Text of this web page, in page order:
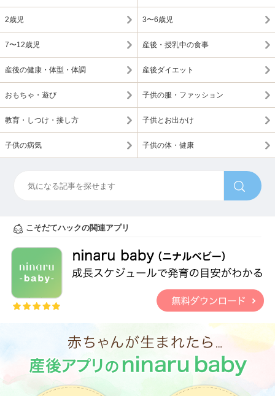
2歳児 3〜6歳児
7〜12歳児 産後・授乳中の食事
産後の健康・体型・体調 産後ダイエット
おもちゃ・遊び 子供の服・ファッション
教育・しつけ・接し方 子供とお出かけ
子供の病気 子供の体・健康
こそだてハックの関連アプリ